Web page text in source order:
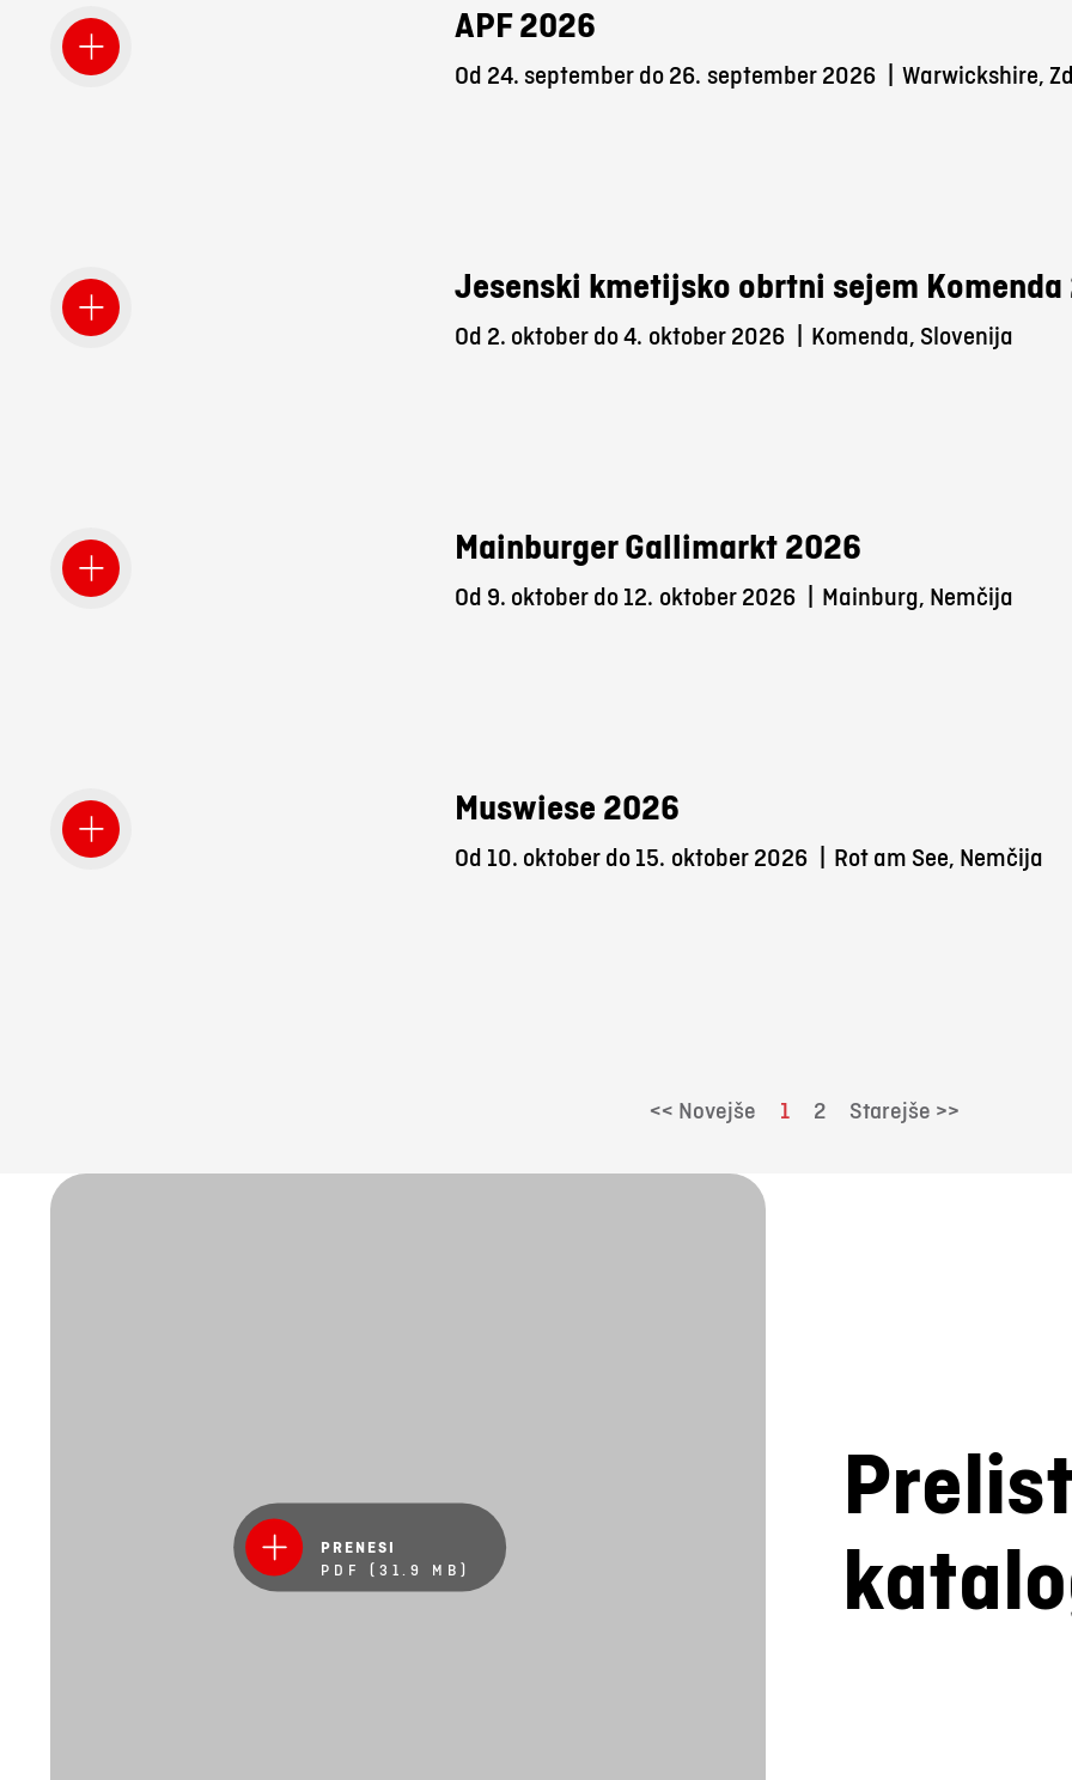
APF 2026
Od 24. september do 26. september 2026 Warwickshire,
Jesenski kmetijsko obrtni sejem
Od 2. oktober do 4. oktober 2026 Komenda, Slovenija
Mainburger Gallimarkt 2026
Od 9. oktober do 12. oktober 2026 Mainburg, Nemčija
Muswiese 2026
Od 10. oktober do 15. oktober 2026 Rot am See, Nemčija
<< Novejše 1 2 Starejše >>
PRENESI
PDF (31.9 MB)